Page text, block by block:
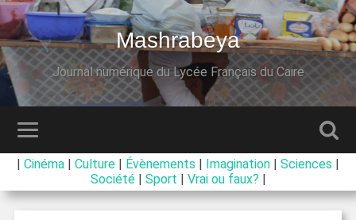
Mashrabeya
Journal numérique du Lycée Français du Caire
Cinéma Culture Évènements Imagination Sciences
Société| Sport Vrai ou faux?